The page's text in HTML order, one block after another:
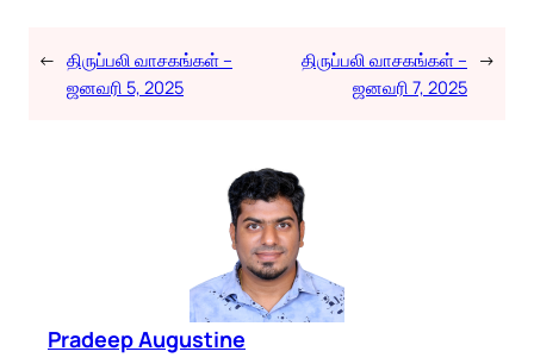
← திருப்பலி வாசகங்கள் –
ஜனவரி 5, 2025
திருப்பலி வாசகங்கள் –
ஜனவரி 7, 2025
→
Pradeep Augustine